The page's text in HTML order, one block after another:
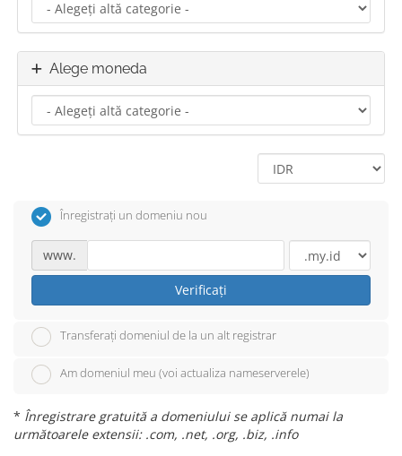
Alege moneda
Înregistrați un domeniu nou
www.
Verificați
Transferați domeniul de la un alt registrar
Am domeniul meu (voi actualiza nameserverele)
* Înregistrare gratuită a domeniului se aplică numai la
următoarele extensii: .com, .net, .org, .biz, .info